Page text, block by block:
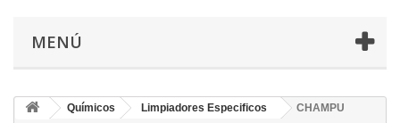
MENÚ
Químicos Limpiadores Especificos
CHAMPU